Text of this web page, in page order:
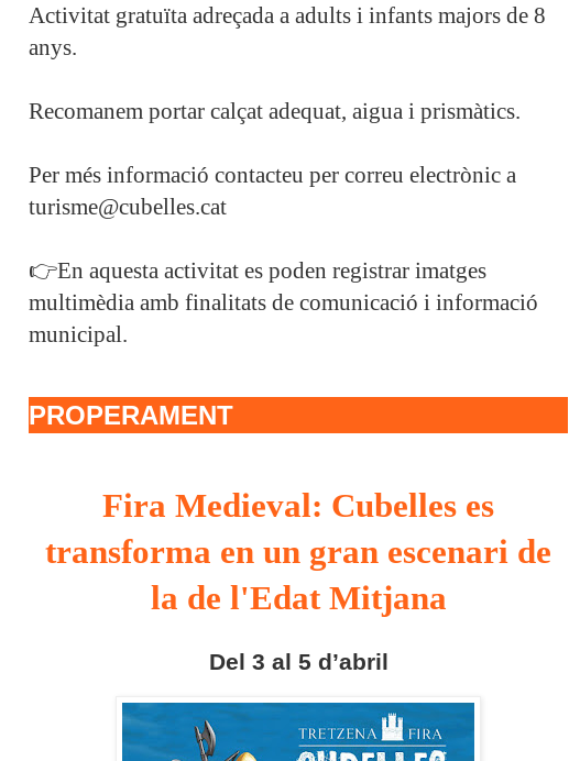
Activitat gratuïta adreçada a adults i infants majors de 8
anys.
Recomanem portar calçat adequat, aigua i prismàtics.
Per més informació contacteu per correu electrònic a
turisme@cubelles.cat
👉En aquesta activitat es poden registrar imatges
multimèdia amb finalitats de comunicació i informació
municipal.
PROPERAMENT
Fira Medieval: Cubelles es
transforma en un gran escenari de
la de l'Edat Mitjana
Del 3 al 5 d’abril